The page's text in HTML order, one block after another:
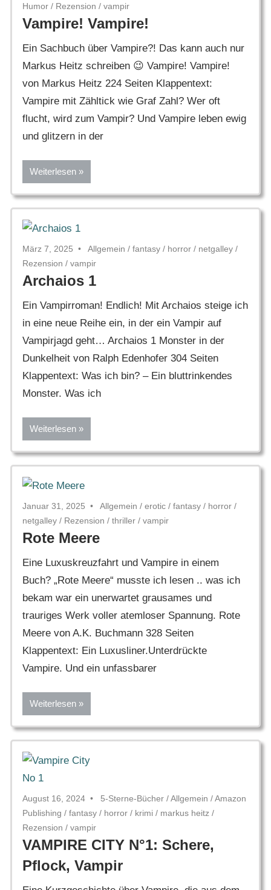
Humor / Rezension / vampir
Vampire! Vampire!
Ein Sachbuch über Vampire?! Das kann auch nur
Markus Heitz schreiben 😉 Vampire! Vampire!
von Markus Heitz 224 Seiten Klappentext:
Vampire mit Zähltick wie Graf Zahl? Wer oft
flucht, wird zum Vampir? Und Vampire leben ewig
und glitzern in der
Weiterlesen
März 7, 2025 Allgemein / fantasy / horror / netgalley /
Rezension / vampir
Archaios 1
Ein Vampirroman! Endlich! Mit Archaios steige ich
in eine neue Reihe ein, in der ein Vampir auf
Vampirjagd geht… Archaios 1 Monster in der
Dunkelheit von Ralph Edenhofer 304 Seiten
Klappentext: Was ich bin? – Ein bluttrinkendes
Monster. Was ich
Weiterlesen
Januar 31, 2025 Allgemein / erotic / fantasy / horror /
netgalley / Rezension / thriller / vampir
Rote Meere
Eine Luxuskreuzfahrt und Vampire in einem
Buch? „Rote Meere“ musste ich lesen .. was ich
bekam war ein unerwartet grausames und
trauriges Werk voller atemloser Spannung. Rote
Meere von A.K. Buchmann 328 Seiten
Klappentext: Ein Luxusliner.Unterdrückte
Vampire. Und ein unfassbarer
Weiterlesen
August 16, 2024 5-Sterne-Bücher /Allgemein /Amazon
Publishing / fantasy / horror / krimi / markus heitz /
Rezension / vampir
VAMPIRE CITY N°1: Schere,
Pflock, Vampir